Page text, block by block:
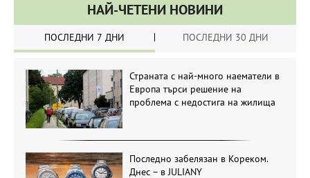
НАЙ-ЧЕТЕНИ НОВИНИ
ПОСЛЕДНИ 7 ДНИ ПОСЛЕДНИ 30 ДНИ
Страната с най-много наематели в
Европа търси решение на
проблема с недостига на жилища
Последно забелязан в Кореком.
Днес – в JULIANY